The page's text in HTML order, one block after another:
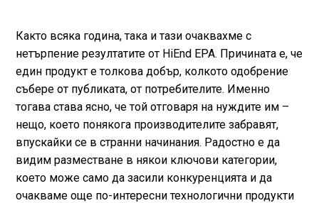
Както всяка година, така и тази очаквахме с
нетърпение резултатите от HiEnd EPA. Причината е, че
един продукт е толкова добър, колкото одобрение
събере от публиката, от потребителите. Именно
тогава става ясно, че той отговаря на нуждите им –
нещо, което понякога производителите забравят,
впускайки се в странни начинания. Радостно е да
видим разместване в някои ключови категории,
което може само да засили конкуренцията и да
очакваме още по-интересни технологични продукти